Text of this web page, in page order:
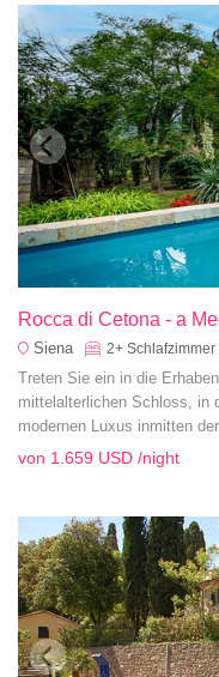
Rocca di Cetona - a
Siena 2+ Schlafzimmer
Treten Sie ein in die
mittelalterlichen Schloss, in
modernen Luxus inmitten
wirklich außergewöhnliches
von 1.659 USD /night